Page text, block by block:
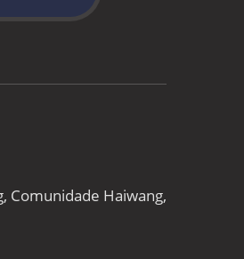
Comunidade Haiwang,